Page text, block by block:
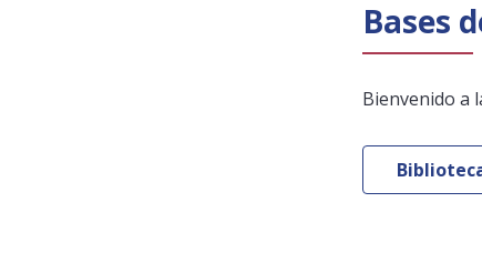
Bases
Bienvenido a